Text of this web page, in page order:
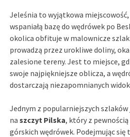
Jeleśnia to wyjątkowa
wspaniałą bazę do wędrówek po
okolica obfituje w malownicze
prowadzą przez urokliwe doliny,
zalesione tereny. Jest to miejsce,
swoje najpiękniejsze oblicza, a
dostarczają niezapomnianych
Jednym z popularniejszych
na szczyt Pilska, który z
górskich wędrówek. Podejmując się